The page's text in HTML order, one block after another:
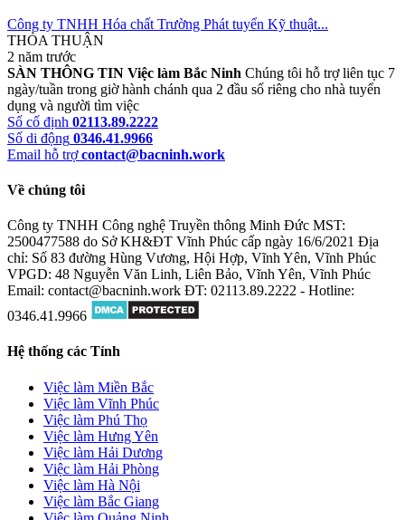
Công ty TNHH Hóa chất Trường Phát tuyển Kỹ thuật...
THỎA THUẬN
2 năm trước
SÀN THÔNG TIN Việc làm Bắc Ninh Chúng tôi hỗ trợ liên tục 7
ngày/tuần trong giờ hành chánh qua 2 đầu số riêng cho nhà tuyển
dụng và người tìm việc
Số cố định 02113.89.2222
Số di động 0346.41.9966
Email hỗ trợ contact@bacninh.work
Về chúng tôi
Công ty TNHH Công nghệ Truyền thông Minh Đức MST:
2500477588 do Sở KH&ĐT Vĩnh Phúc cấp ngày 16/6/2021 Địa
chỉ: Số 83 đường Hùng Vương, Hội Hợp, Vĩnh Yên, Vĩnh Phúc
VPGD: 48 Nguyễn Văn Linh, Liên Bảo, Vĩnh Yên, Vĩnh Phúc
Email: contact@bacninh.work ĐT: 02113.89.2222 - Hotline:
0346.41.9966
Hệ thống các Tỉnh
Việc làm Miền Bắc
Việc làm Vĩnh Phúc
Việc làm Phú Thọ
Việc làm Hưng Yên
Việc làm Hải Dương
Việc làm Hải Phòng
Việc làm Hà Nội
Việc làm Bắc Giang